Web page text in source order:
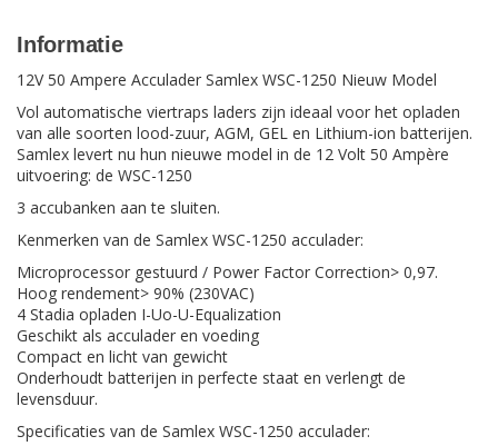
Informatie
12V 50 Ampere Acculader Samlex WSC-1250 Nieuw Model
Vol automatische viertraps laders zijn ideaal voor het opladen
van alle soorten lood-zuur, AGM, GEL en Lithium-ion batterijen.
Samlex levert nu hun nieuwe model in de 12 Volt 50 Ampère
uitvoering: de WSC-1250
3 accubanken aan te sluiten.
Kenmerken van de Samlex WSC-1250 acculader:
Microprocessor gestuurd / Power Factor Correction> 0,97.
Hoog rendement> 90% (230VAC)
4 Stadia opladen I-Uo-U-Equalization
Geschikt als acculader en voeding
Compact en licht van gewicht
Onderhoudt batterijen in perfecte staat en verlengt de
levensduur.
Specificaties van de Samlex WSC-1250 acculader: